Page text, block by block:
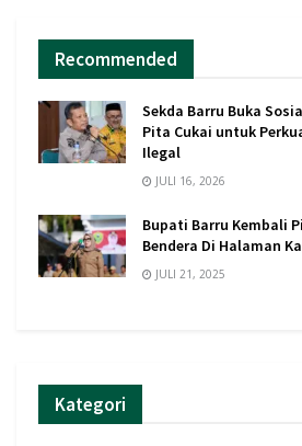
Recommended
Sekda Barru Buka
Pita Cukai untuk
Ilegal
JULI 16, 2026
Bupati Barru Kembali
Bendera Di Halaman
JULI 21, 2025
Kategori